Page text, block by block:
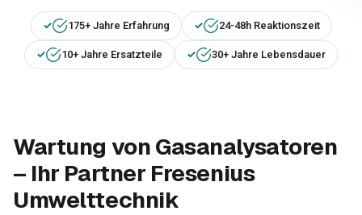
175+ Jahre Erfahrung 24-48h Reaktionszeit
10+ Jahre Ersatzteile 30+ Jahre Lebensdauer
Wartung von Gasanalysatoren
– Ihr Partner Fresenius
Umwelttechnik